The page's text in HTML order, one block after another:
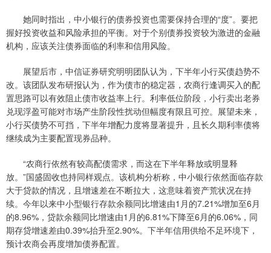
她同时指出，中小银行的债券投资也需要保持合理的“度”。要把
握好投资收益和风险承担的平衡。对于个别债券投资较为激进的金融
机构，应该关注债券面临的利率和信用风险。
展望后市，中信证券研究明明团队认为，下半年小行买债趋势不
改。该团队发布研报认为，作为债市的稳定器，农商行逢调买入的配
置思路可以有效阻止债市收益率上行。利率低位阶段，小行卖出老券
兑现浮盈可能对市场产生阶段性扰动但幅度有限且可控。展望未来，
小行买债势不可挡，下半年增配力度将显著提升，且长久期利率债将
继续成为主要配置现券品种。
“农商行依然有较高配债需求，而这在下半年释放或明显释
放。”国盛固收也持同样观点。该机构分析称，中小银行依然面临存款
大于贷款的情况，且增速差在不断拉大，这意味着资产荒状况在持
续。今年以来中小型银行存款余额同比增速由1月的7.21%增加至6月
的8.96%，贷款余额同比增速由1月的6.81%下降至6月的6.06%，同
期存贷增速差由0.39%抬升至2.90%。下半年信用供给不足环境下，
预计农商会再度增加债券配置。